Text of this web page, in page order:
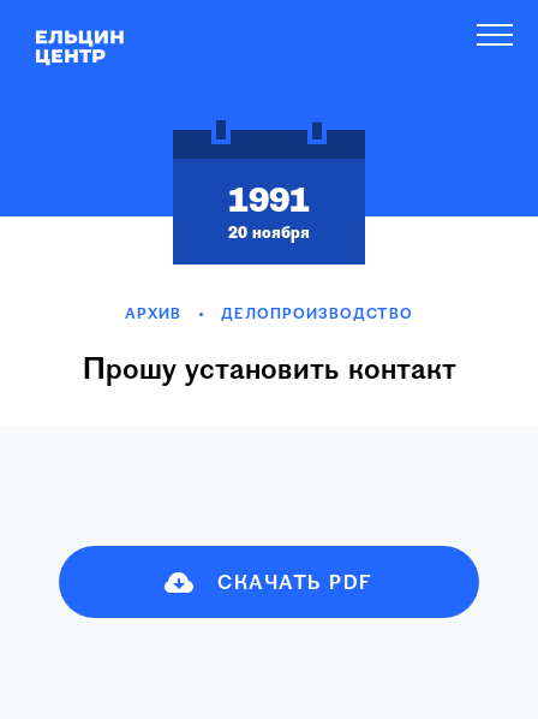
1991
20 ноября
АРХИВ ДЕЛОПРОИЗВОДСТВО
Прошу установить контакт
СКАЧАТЬ PDF